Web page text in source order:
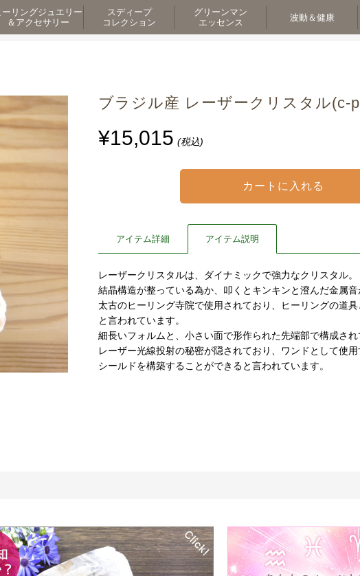
ーリングジュエリー
＆アクセサリー
スディープ
コレクション
グリーンマン
エッセンス
波動＆健康
ブラジル産 レーザークリスタル(c-
¥15,015 (税込)
アイテム詳細 アイテム説明
レーザークリスタルは、ダイナミックで強力なクリスタル。
結晶構造が整っている為か、叩くとキンキンと澄んだ金属音
太古のヒーリング寺院で使用されており、ヒーリングの道
と言われています。
細長いフォルムと、小さい面で形作られた先端部で構成され
レーザー光線投射の秘密が隠されており、ワンドとして使
シールドを構築することができると言われています。